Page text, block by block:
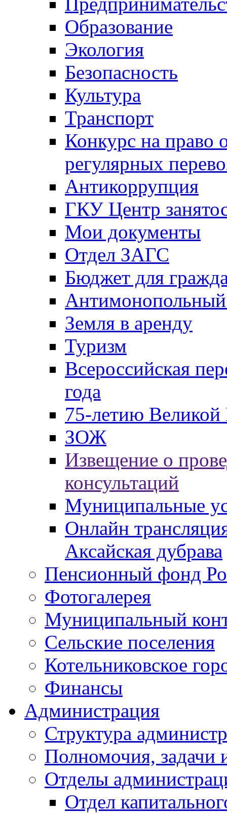
Образование
Экология
Безопасность
Культура
Транспорт
Конкурс на право
регулярных
Антикоррупция
ГКУ Центр
Мои документы
Отдел ЗАГС
Бюджет для
Антимонопольный
Земля в аренду
Туризм
Всероссийская
года
75-летию
ЗОЖ
Извещение о
консультаций
Муниципальные
Онлайн
Аксайская дубрава
Пенсионный фонд
Фотогалерея
Муниципальный
Сельские поселения
Котельниковское
Финансы
Администрация
Структура
Полномочия, задачи
Отделы
Отдел